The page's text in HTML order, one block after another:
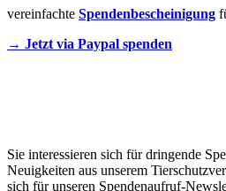
vereinfachte Spendenbescheinigung
→ Jetzt via Paypal spenden
Sie interessieren sich für dringende
Neuigkeiten aus unserem
sich für unseren Spendenaufruf-